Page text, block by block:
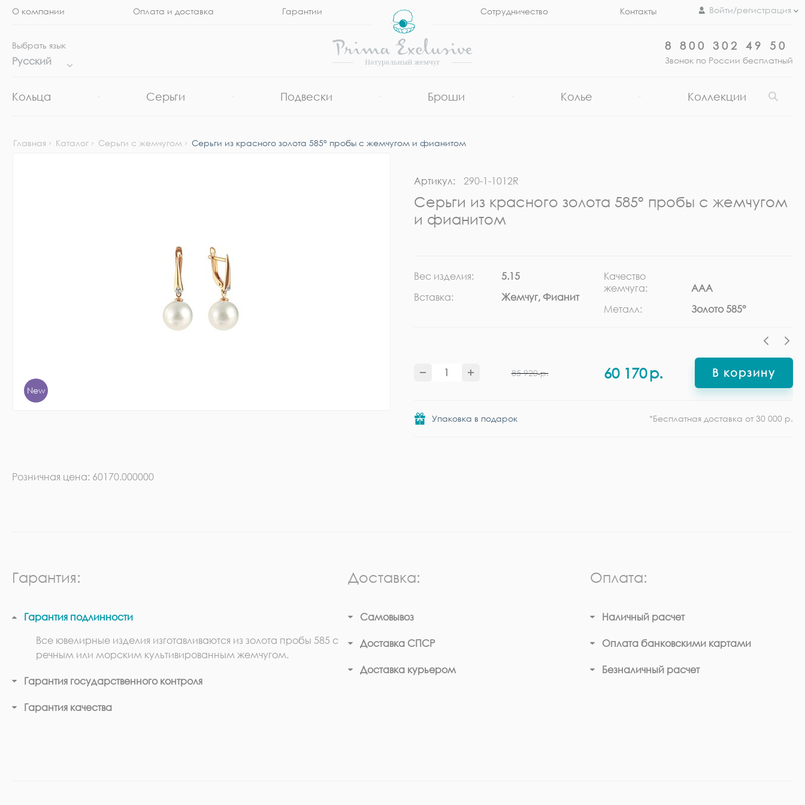
О компании Оплата и доставка Гарантии Сотрудничество Контакты Войти/регистрация
Выбрать язык
Русский
8 800 302 49 50
Звонок по России бесплатный
Кольца Серьги Подвески Броши Колье Коллекции
Главная Каталог Серьги с жемчугом Серьги из красного золота 585° пробы с жемчугом и фианитом
New
Артикул: 290-1-1012R
Серьги из красного золота 585° пробы с жемчугом
и фианитом
Вес изделия:
5.15
Вставка:
Жемчуг, Фианит
Качество
жемчуга:
ААА
Металл:
Золото 585°
85 920 р. 60 170р. В корзину
Упаковка в подарок *Бесплатная доставка от 30 000 р.
Розничная цена: 60170.000000
Гарантия:
Гарантия подлинности
Все ювелирные изделия изготавливаются из золота пробы 585 с
речным или морским культивированным жемчугом.
Гарантия государственного контроля
Гарантия качества
Доставка:
Самовывоз
Доставка СПСР
Доставка курьером
Оплата:
Наличный расчет
Оплата банковскими картами
Безналичный расчет